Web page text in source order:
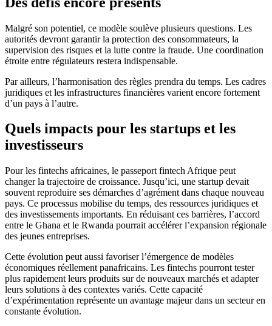
Malgré son potentiel, ce modèle soulève plusieurs questions. Les
autorités devront garantir la protection des consommateurs, la
supervision des risques et la lutte contre la fraude. Une coordination
étroite entre régulateurs restera indispensable.
Par ailleurs, l’harmonisation des règles prendra du temps. Les cadres
juridiques et les infrastructures financières varient encore fortement
d’un pays à l’autre.
Quels impacts pour les startups et les
investisseurs
Pour les fintechs africaines, le passeport fintech Afrique peut
changer la trajectoire de croissance. Jusqu’ici, une startup devait
souvent reproduire ses démarches d’agrément dans chaque nouveau
pays. Ce processus mobilise du temps, des ressources juridiques et
des investissements importants. En réduisant ces barrières, l’accord
entre le Ghana et le Rwanda pourrait accélérer l’expansion régionale
des jeunes entreprises.
Cette évolution peut aussi favoriser l’émergence de modèles
économiques réellement panafricains. Les fintechs pourront tester
plus rapidement leurs produits sur de nouveaux marchés et adapter
leurs solutions à des contextes variés. Cette capacité
d’expérimentation représente un avantage majeur dans un secteur en
constante évolution.